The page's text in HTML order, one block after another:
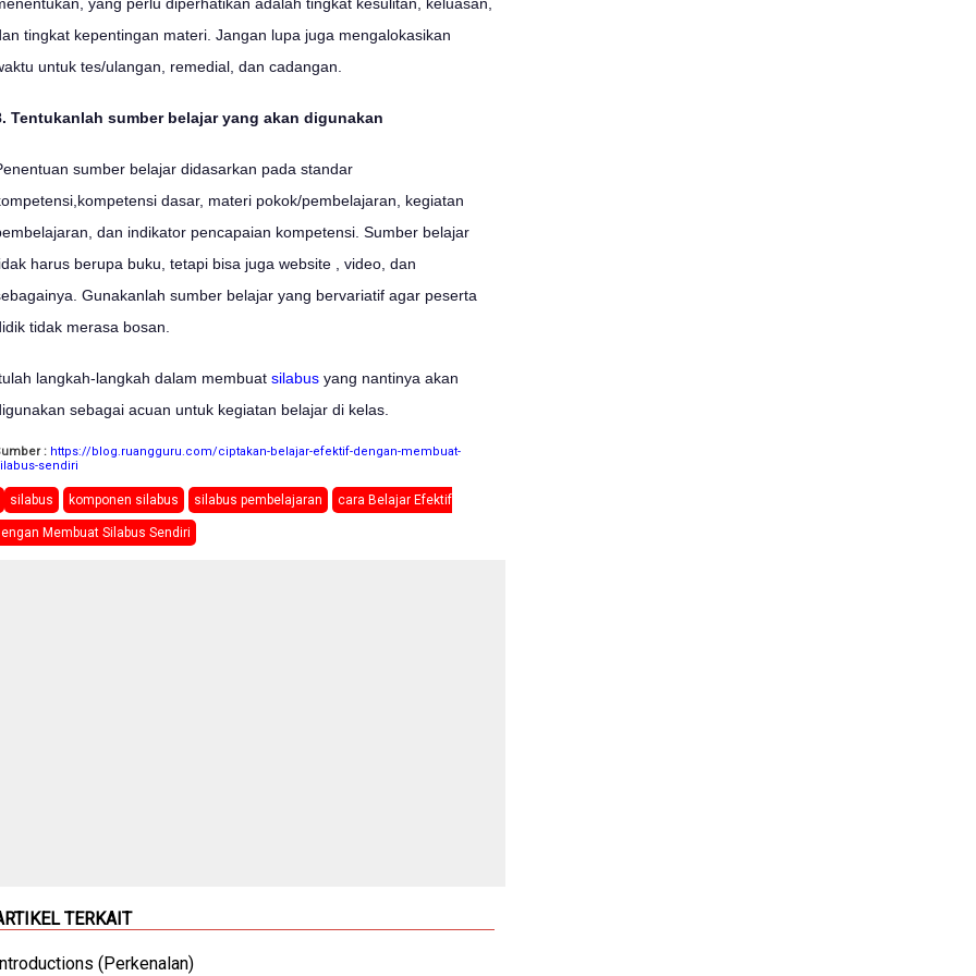
tingkat kepentingan materi. Jangan lupa juga mengalokasikan
untuk tes/ulangan, remedial, dan cadangan.
Tentukanlah sumber belajar yang akan digunakan
sumber belajar didasarkan pada standar
dasar, materi pokok/pembelajaran, kegiatan
dan indikator pencapaian kompetensi. Sumber belajar
harus berupa buku, tetapi bisa juga website , video, dan
Gunakanlah sumber belajar yang bervariatif agar peserta
tidak merasa bosan.
langkah-langkah dalam membuat silabus yang nantinya akan
sebagai acuan untuk kegiatan belajar di kelas.
: https://blog.ruangguru.com/ciptakan-belajar-efektif-dengan-membuat-
sendiri
silabus komponen silabus silabus pembelajaran cara Belajar Efektif
Membuat Silabus Sendiri
TERKAIT
(Perkenalan)